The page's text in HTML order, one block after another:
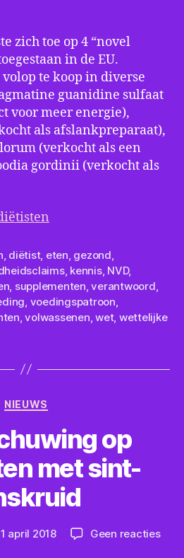
zich toe op 4 “novel
in de EU.
te koop in diverse
guanidine sulfaat
voor meer energie),
als afslankpreparaat),
(verkocht als een
gordinii (verkocht als
diëtist, eten gezond
, kennis, NVD,
supplementen ,verantwoord
voedingspatroon
,volwassenen ,wet, wettelijke
Categorieën
NIEUWS
op
met sint-
1 april 2018 Geen reactiesop